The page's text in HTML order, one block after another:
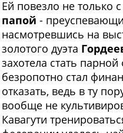
Ей повезло не только
папой -
насмотревшись на
золотого дуэта
захотела стать
безропотно стал
отказать, ведь в ту
вообще не
Кавагути